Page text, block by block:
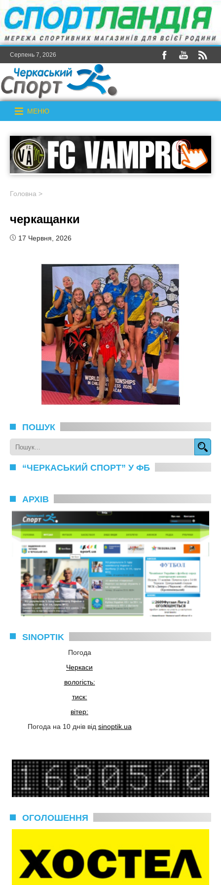
Серпень 7, 2026
МЕНЮ
Головна >
черкащанки
17 Червня, 2026
ПОШУК
“ЧЕРКАСЬКИЙ СПОРТ” У ФБ
АРХІВ
SINOPTIK
Погода
Черкаси
вологість:
тиск:
вітер:
Погода на 10 днів від sinoptik.ua
ОГОЛОШЕННЯ